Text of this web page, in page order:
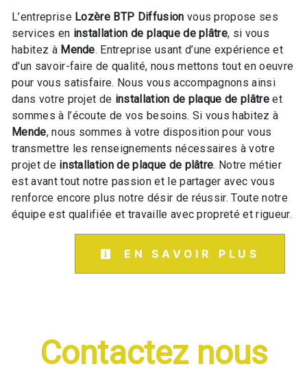
L’entreprise Lozère BTP Diffusion vous propose ses
services en installation de plaque de plâtre, si vous
habitez à Mende. Entreprise usant d’une expérience et
d’un savoir-faire de qualité, nous mettons tout en oeuvre
pour vous satisfaire. Nous vous accompagnons ainsi
dans votre projet de installation de plaque de plâtreet
sommes à l’écoute de vos besoins. Si vous habitez à
Mende, nous sommes à votre disposition pour vous
transmettre les renseignements nécessaires à votre
projet de installation de plaque de plâtre. Notre métier
est avant tout notre passion et le partager avec vous
renforce encore plus notre désir de réussir. Toute notre
équipe est qualifiée et travaille avec propreté et rigueur.
EN SAVOIR PLUS
Contactez nous